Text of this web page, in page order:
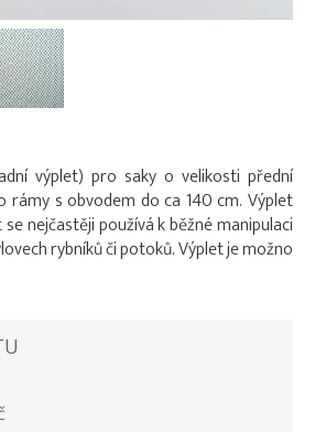
výplet) pro saky o velikosti přední
rámy s obvodem do ca 140 cm. Výplet
nejčastěji používá k běžné manipulaci
rybníků či potoků. Výplet je možno